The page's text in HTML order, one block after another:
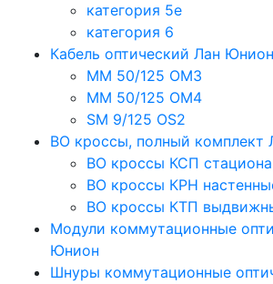
категория 5e
категория 6
Кабель оптический Лан Юнион
MM 50/125 OM3
MM 50/125 OM4
SM 9/125 OS2
ВО кроссы, полный комплект
ВО кроссы КСП
ВО кроссы КРН
ВО кроссы КТП
Модули коммутационные
Юнион
Шнуры коммутационные